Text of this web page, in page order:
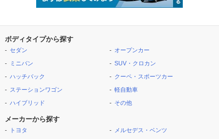
ボディタイプから探す
セダン
ミニバン
ハッチバック
ステーションワゴン
ハイブリッド
オープンカー
SUV・クロカン
クーペ・スポーツカー
軽自動車
その他
メーカーから探す
トヨタ
メルセデス・ベンツ